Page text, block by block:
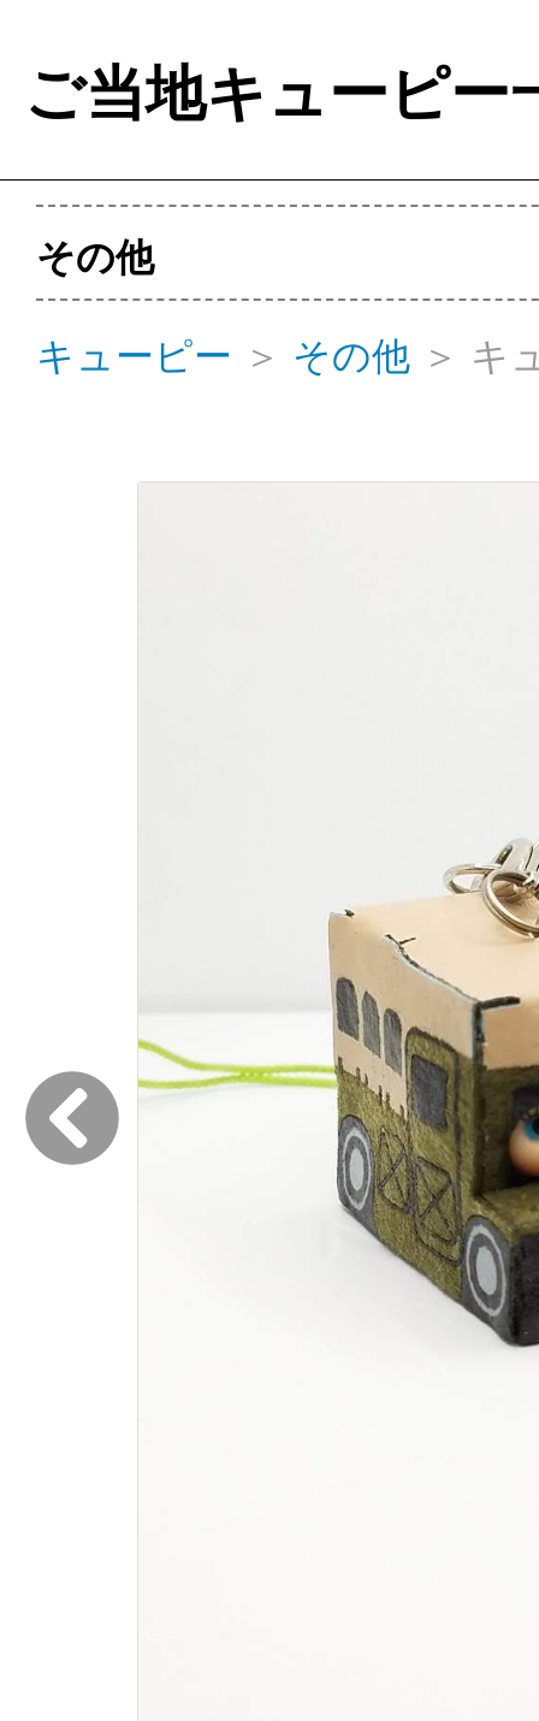
ご当地キューピー
その他
キューピー ＞ その他 ＞ キ